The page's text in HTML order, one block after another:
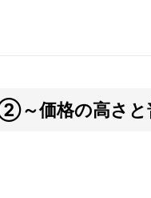
～価格の高さと